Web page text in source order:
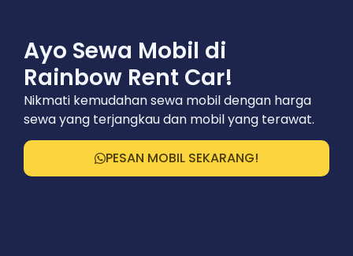
Ayo Sewa Mobil di
Rainbow Rent Car!
Nikmati kemudahan sewa mobil dengan harga
sewa yang terjangkau dan mobil yang terawat.
PESAN MOBIL SEKARANG!